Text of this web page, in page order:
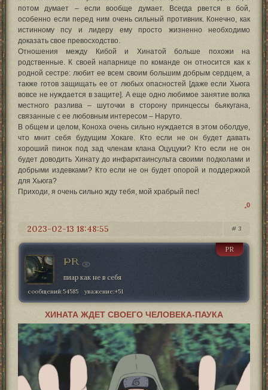
потом думает – если вообще думает. Всегда рвется в бой,
особенно если перед ним очень сильный противник. Конечно, как
истинному псу и лидеру ему просто жизненно необходимо
доказать свое превосходство.
Отношения между Кибой и Хинатой больше похожи на
родственные. К своей напарнице по команде он относится как к
родной сестре: любит ее всем своим большим добрым сердцем, а
также готов защищать ее от любых опасностей [даже если Хьюга
вовсе не нуждается в защите]. А еще одно любимое занятие волка
местного разлива – шуточки в сторону принцессы бьякугана,
связанные с ее любовным интересом – Наруто.
В общем и целом, Коноха очень сильно нуждается в этом оболдуе,
что мнит себя будущим Хокаге. Кто если не он будет давать
хороший пинок под зад членам клана Оцуцуки? Кто если не он
будет доводить Хинату до инфарктаинсульта своими подколами и
добрыми издевками? Кто если не он будет опорой и поддержкой
для Хьюга?
Приходи, я очень сильно жду тебя, мой храбрый пес!
0
3
2023-02-13 18:48:55
PR
PR
пиар как не в себя
сообщений:54585 уважение:+51
ХИНАТА ЖДЕТ СВОЕГО ЧЕЛОВЕКА-ПАУКА